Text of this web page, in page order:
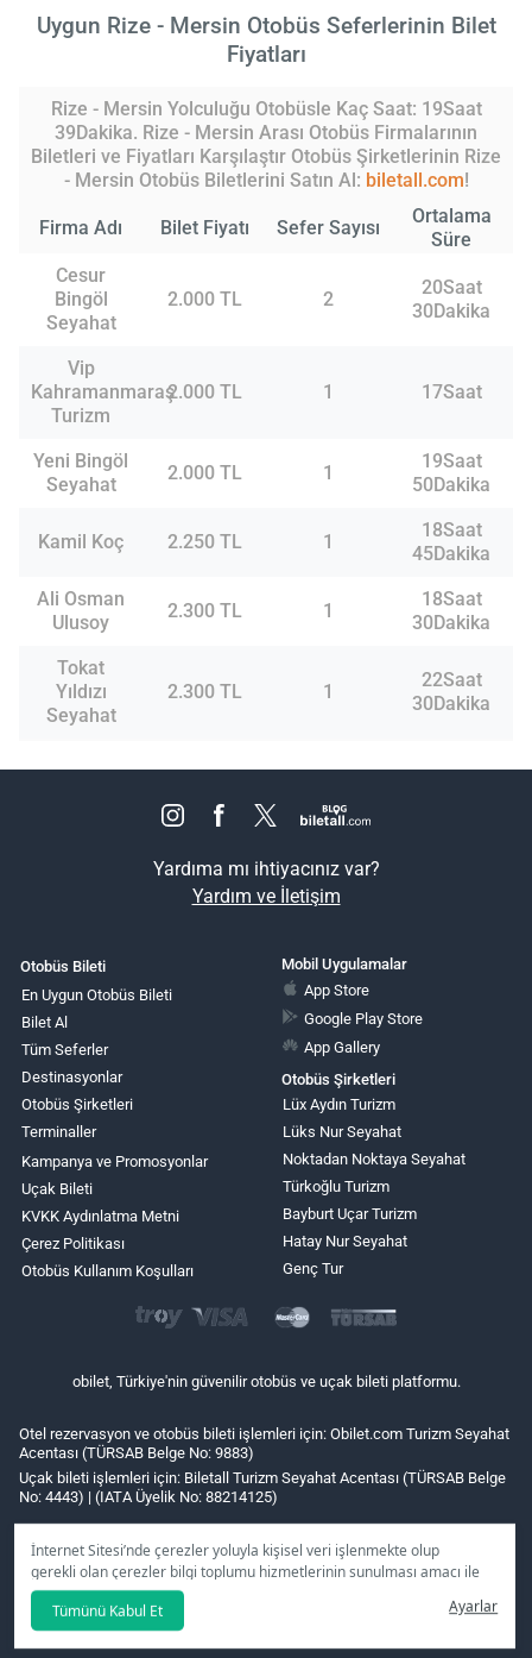
İnternet Sitesi’nde çerezler yoluyla kişisel veri işlenmekte olup
gerekli olan çerezler bilgi toplumu hizmetlerinin sunulması amacı ile
kullanılmaktadır. Tercihleriniz doğrultusunda size özel
kişiselleştirilmiş çerezleri ve özel kampanyaları
seçeneğine
tıklamanız halinde kullanımınıza sunamayacağız.
Tümünü Kabul Et Ayarlar
Uygun Rize - Mersin Otobüs Seferlerinin Bilet
Fiyatları
Rize - Mersin Yolculuğu Otobüsle Kaç Saat: 19Saat
39Dakika. Rize - Mersin Arası Otobüs Firmalarının
Biletleri ve Fiyatları Karşılaştır Otobüs Şirketlerinin Rize
- Mersin Otobüs Biletlerini Satın Al: biletall.com!
Firma Adı Bilet Fiyatı Sefer Sayısı
Ortalama
Süre
Cesur
Bingöl
Seyahat
2.000 TL 2
20Saat
30Dakika
Vip
Kahramanmaraş
Turizm
2.000 TL 1 17Saat
Yeni Bingöl
Seyahat
2.000 TL 1
19Saat
50Dakika
Kamil Koç 2.250 TL 1
18Saat
45Dakika
Ali Osman
Ulusoy
2.300 TL 1
18Saat
30Dakika
Tokat
Yıldızı
Seyahat
2.300 TL 1
22Saat
30Dakika
Yardıma mı ihtiyacınız var?
Yardım ve İletişim
Otobüs Bileti
En Uygun Otobüs Bileti
Bilet Al
Tüm Seferler
Destinasyonlar
Otobüs Şirketleri
Terminaller
Kampanya ve Promosyonlar
Uçak Bileti
KVKK Aydınlatma Metni
Çerez Politikası
Otobüs Kullanım Koşulları
Mobil Uygulamalar
App Store
Google Play Store
App Gallery
Otobüs Şirketleri
Lüx Aydın Turizm
Lüks Nur Seyahat
Noktadan Noktaya Seyahat
Türkoğlu Turizm
Bayburt Uçar Turizm
Hatay Nur Seyahat
Genç Tur
obilet, Türkiye'nin güvenilir otobüs ve uçak bileti platformu.
Otel rezervasyon ve otobüs bileti işlemleri için: Obilet.com Turizm Seyahat
Acentası (TÜRSAB Belge No: 9883)
Uçak bileti işlemleri için: Biletall Turizm Seyahat Acentası (TÜRSAB Belge
No: 4443) | (IATA Üyelik No: 88214125)